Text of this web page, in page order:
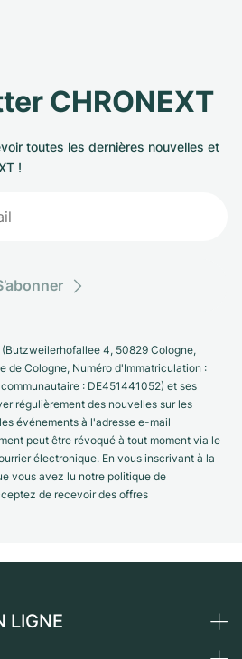
CHRONEXT
toutes les dernières nouvelles et
!
4, 50829 Cologne,
de Cologne, Numéro d'Immatriculation :
: DE451441052) et ses
régulièrement des nouvelles sur les
événements à l'adresse e-mail
peut être révoqué à tout moment via le
électronique. En vous inscrivant à la
vous avez lu notre politique de
de recevoir des offres
LIGNE